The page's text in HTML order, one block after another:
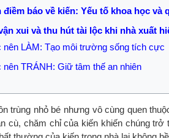
điềm báo về kiến: Yếu tố khoa học và
xui và thu hút tài lộc khi nhà xuất
nên LÀM: Tạo môi trường sống tích cực
nên TRÁNH: Giữ tâm thế an nhiên
trùng nhỏ bé nhưng vô cùng quen
cù, chăm chỉ của kiến khiến chúng